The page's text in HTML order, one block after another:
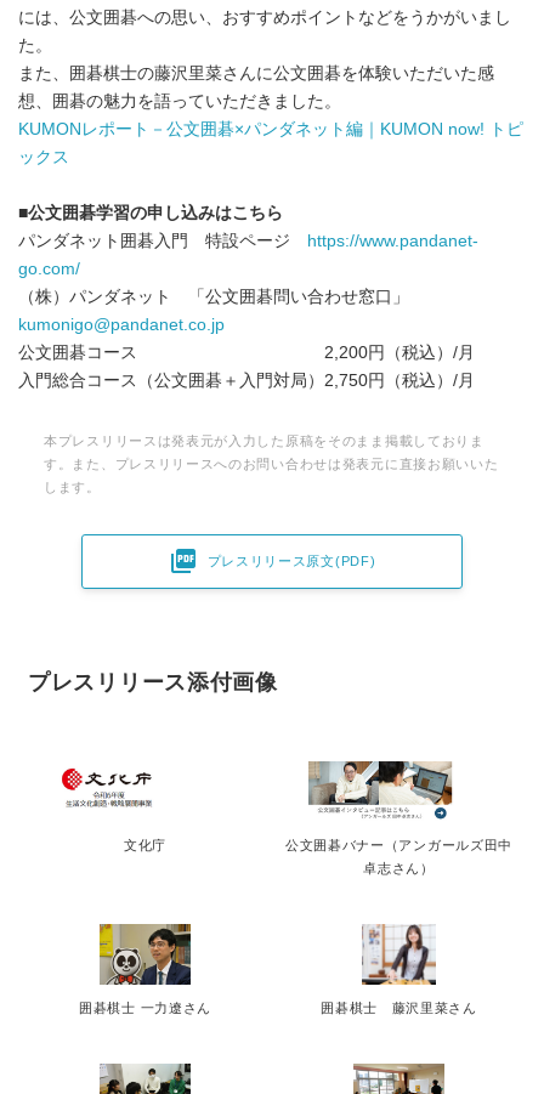
には、公文囲碁への思い、おすすめポイントなどをうかがいまし
た。
また、囲碁棋士の藤沢里菜さんに公文囲碁を体験いただいた感
想、囲碁の魅力を語っていただきました。
KUMONレポート－公文囲碁×パンダネット編｜KUMON now! トピ
ックス
■公文囲碁学習の申し込みはこちら
パンダネット囲碁入門 特設ページ
https://www.pandanet-
go.com/
（株）パンダネット 「公文囲碁問い合わせ窓口」
kumonigo@pandanet.co.jp
公文囲碁コース 2,200円（税込）/月
入門総合コース（公文囲碁＋入門対局）2,750円（税込）/月
本プレスリリースは発表元が入力した原稿をそのまま掲載しておりま
す。また、プレスリリースへのお問い合わせは発表元に直接お願いいた
します。
 プレスリリース原文(PDF)
プレスリリース添付画像
文化庁
公文囲碁バナー（アンガールズ田中
卓志さん）
囲碁棋士 一力遼さん 囲碁棋士 藤沢里菜さん